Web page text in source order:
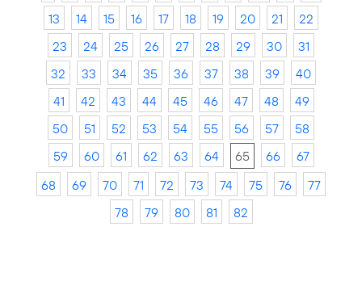
13
14 15 16 17 18 19 20 21
22
23
24 25 26 27 28 29 30
31
32
33 34 35 36 37 38 39
40
41
42 43 44 45 46 47 48
49
50
51 52 53 54 55 56 57
58
59
60 61 62 63 64 65 66
67
68
69 70 71 72 73 74 75 76
77
78
79 80 81 82